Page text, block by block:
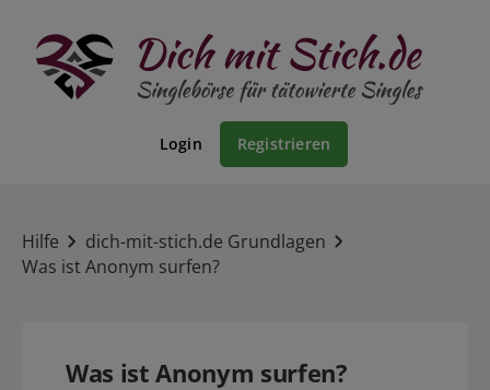
Login Registrieren
Hilfe
dich-mit-stich.de Grundlagen
Was ist Anonym surfen?
Was ist Anonym surfen?